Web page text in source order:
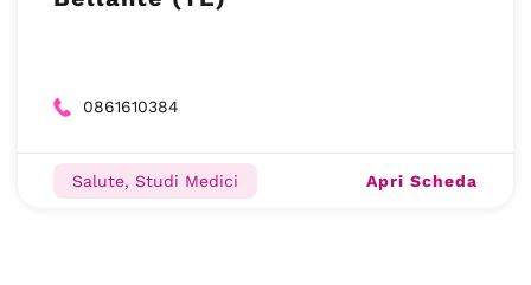
0861610384
Salute, Studi Medici Apri Scheda